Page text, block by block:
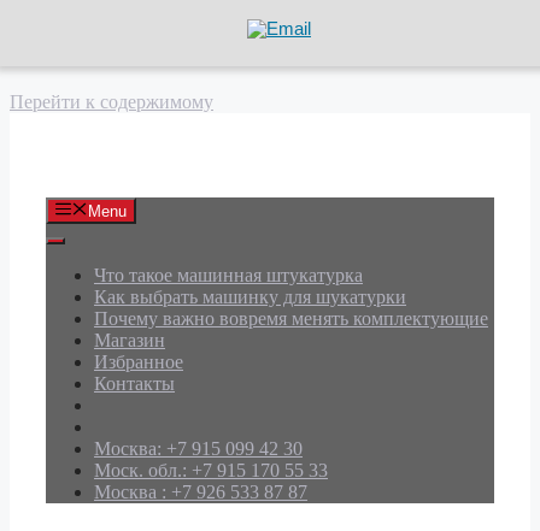
Перейти к содержимому
Menu
Что такое машинная штукатурка
Как выбрать машинку для шукатурки
Почему важно вовремя менять комплектующие
Магазин
Избранное
Контакты
Москва: +7 915 099 42 30
Моск. обл.: +7 915 170 55 33
Москва : +7 926 533 87 87